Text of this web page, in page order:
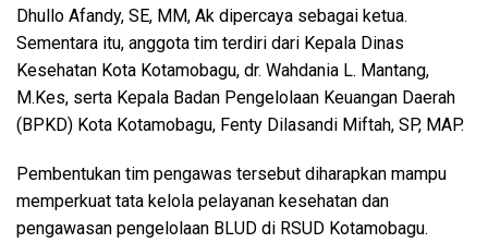
Dhullo Afandy, SE, MM, Ak dipercaya sebagai ketua.
Sementara itu, anggota tim terdiri dari Kepala Dinas
Kesehatan Kota Kotamobagu, dr. Wahdania L. Mantang,
M.Kes, serta Kepala Badan Pengelolaan Keuangan Daerah
(BPKD) Kota Kotamobagu, Fenty Dilasandi Miftah, SP, MAP.
Pembentukan tim pengawas tersebut diharapkan mampu
memperkuat tata kelola pelayanan kesehatan dan
pengawasan pengelolaan BLUD di RSUD Kotamobagu.